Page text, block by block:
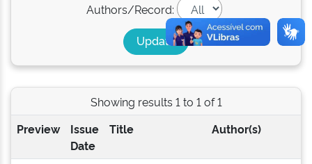
Authors/Record:
Showing results 1 to 1 of 1
Preview
Issue
Date
Title Author(s)